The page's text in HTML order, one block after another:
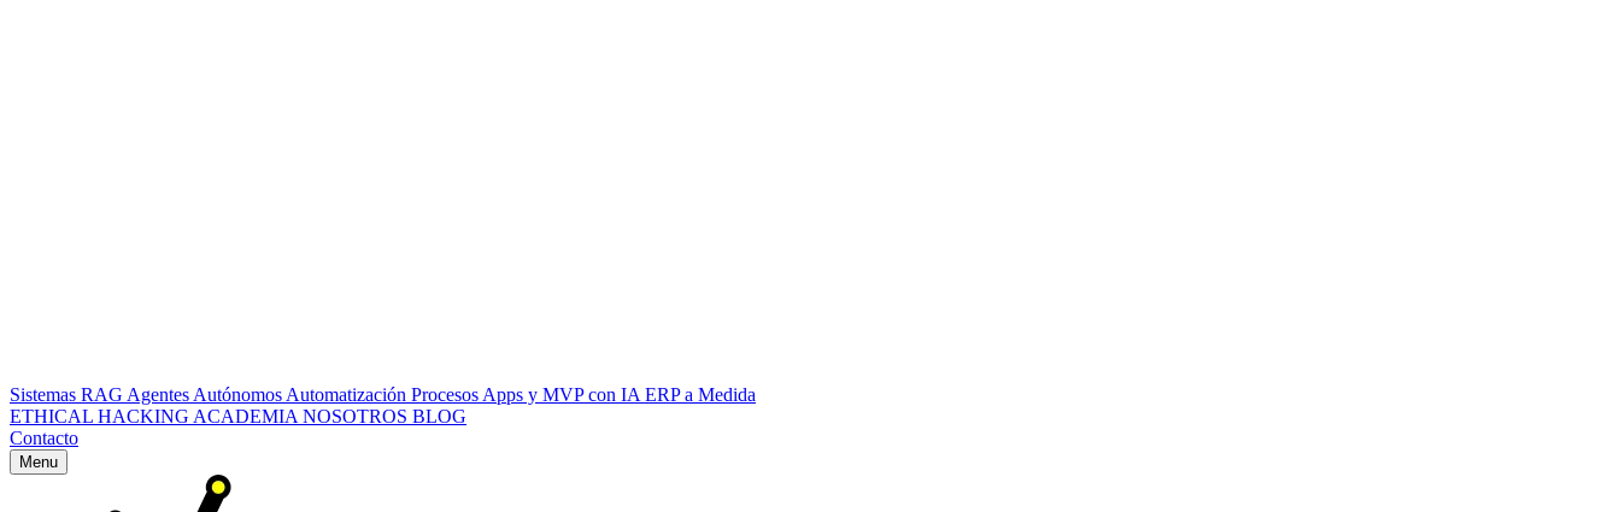
Sistemas RAG Agentes Autónomos Automatización Procesos Apps y MVP con IA ERP a Medida
ETHICAL HACKING ACADEMIA NOSOTROS BLOG
Contacto
Menu